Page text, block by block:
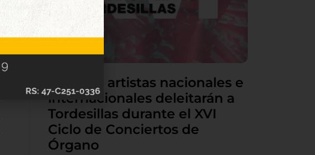
Grandes artistas nacionales e
internacionales deleitarán a
Tordesillas durante el XVI
Ciclo de Conciertos de
Órgano